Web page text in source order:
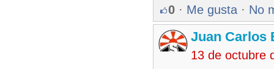
0 · Me gusta · No
Juan Carlos
13 de octubre